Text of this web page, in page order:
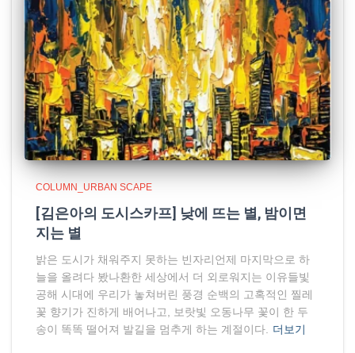
COLUMN_URBAN SCAPE
[김은아의 도시스카프] 낮에 뜨는 별, 밤이면
지는 별
밝은 도시가 채워주지 못하는 빈자리언제 마지막으로 하
늘을 올려다 봤나환한 세상에서 더 외로워지는 이유들빛
공해 시대에 우리가 놓쳐버린 풍경 순백의 고혹적인 찔레
꽃 향기가 진하게 배어나고, 보랏빛 오동나무 꽃이 한 두
송이 똑똑 떨어져 발길을 멈추게 하는 계절이다.
더보기